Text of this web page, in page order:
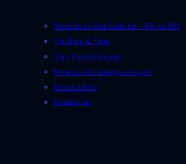
NiceLife vs Ditt Gode Liv | UK vs NO
Vår Blog & Vlog
Våre PartnerProgram
Hvordan blir innleggene laget?
ReiseLiv.blog
Kontakt oss